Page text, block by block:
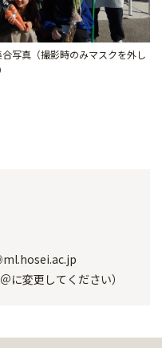
写真（撮影時のみマスクを外し
に変更してください）